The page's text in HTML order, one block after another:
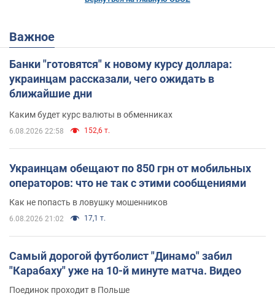
Важное
Банки "готовятся" к новому курсу доллара:
украинцам рассказали, чего ожидать в
ближайшие дни
Каким будет курс валюты в обменниках
6.08.2026 22:58 152,6 т.
Украинцам обещают по 850 грн от мобильных
операторов: что не так с этими сообщениями
Как не попасть в ловушку мошенников
6.08.2026 21:02 17,1 т.
Самый дорогой футболист "Динамо" забил
"Карабаху" уже на 10-й минуте матча. Видео
Поединок проходит в Польше